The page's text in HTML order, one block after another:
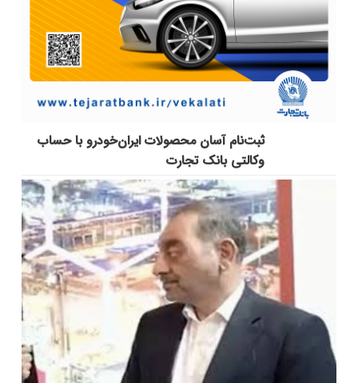
ثبت‌نام آسان محصولات ایران‌خودرو با حساب
وکالتی بانک تجارت